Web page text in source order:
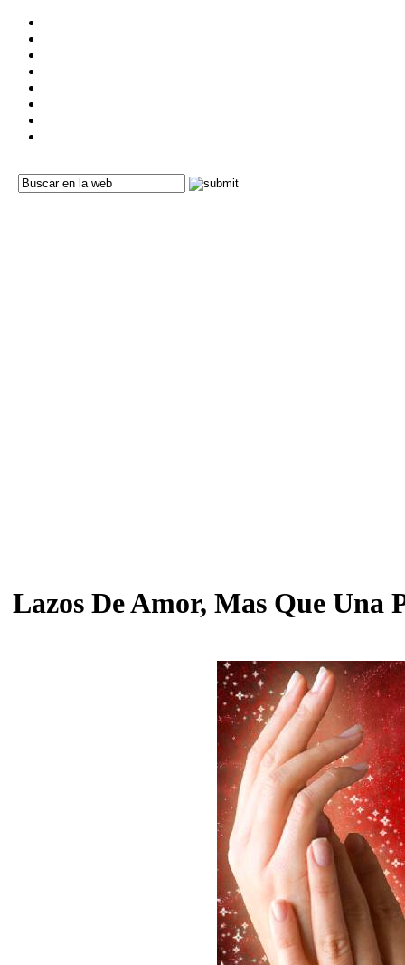
Lazos De Amor, Mas Que Una